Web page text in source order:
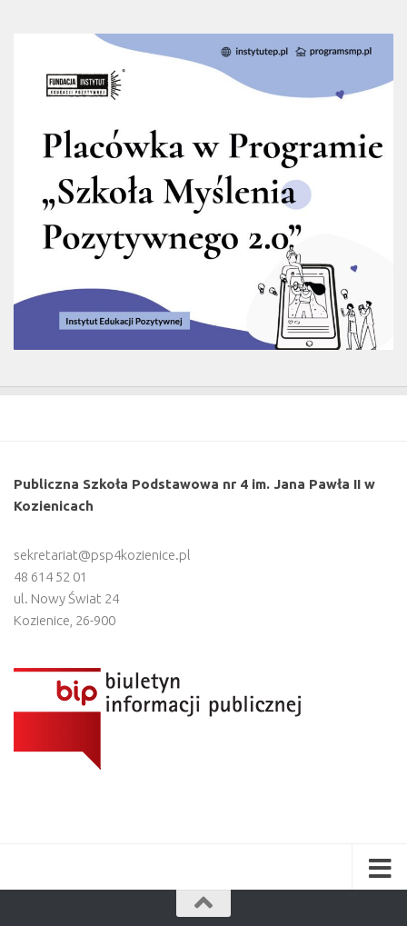
Publiczna Szkoła Podstawowa nr 4 im. Jana Pawła II w
Kozienicach
sekretariat@psp4kozienice.pl
48 614 52 01
ul. Nowy Świat 24
Kozienice 26-900